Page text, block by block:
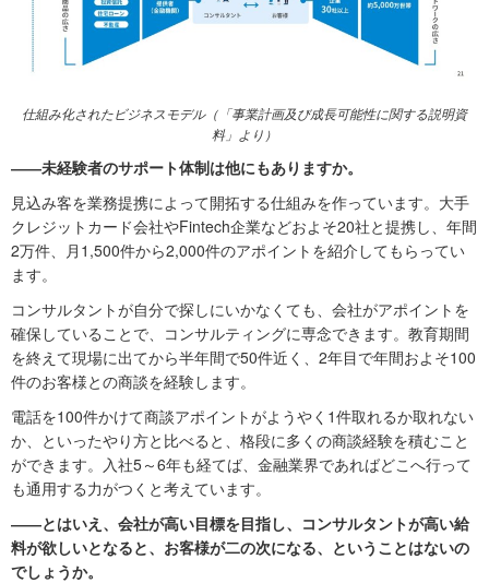
仕組み化されたビジネスモデル（「事業計画及び成長可能性に関する説明資
料」より）
――未経験者のサポート体制は他にもありますか。
見込み客を業務提携によって開拓する仕組みを作っています。大手
クレジットカード会社やFintech企業などおよそ20社と提携し、年間
2万件、月1,500件から2,000件のアポイントを紹介してもらってい
ます。
コンサルタントが自分で探しにいかなくても、会社がアポイントを
確保していることで、コンサルティングに専念できます。教育期間
を終えて現場に出てから半年間で50件近く、2年目で年間およそ100
件のお客様との商談を経験します。
電話を100件かけて商談アポイントがようやく1件取れるか取れない
か、といったやり方と比べると、格段に多くの商談経験を積むこと
ができます。入社5～6年も経てば、金融業界であればどこへ行って
も通用する力がつくと考えています。
――とはいえ、会社が高い目標を目指し、コンサルタントが高い給
料が欲しいとなると、お客様が二の次になる、ということはないの
でしょうか。